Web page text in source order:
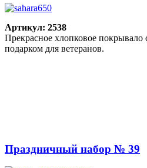
Артикул: 2538
Прекрасное хлопковое покрывало
подарком для ветеранов.
Праздничный набор № 39